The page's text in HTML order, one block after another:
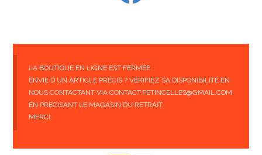
LA BOUTIQUE EN LIGNE EST FERMÉE.
ENVIE D'UN ARTICLE PRÉCIS ? VÉRIFIEZ SA DISPONIBILITÉ EN
NOUS CONTACTANT VIA CONTACT.FETINCELLES@GMAIL.COM,
EN PRÉCISANT LE MAGASIN DU RETRAIT.
MERCI.